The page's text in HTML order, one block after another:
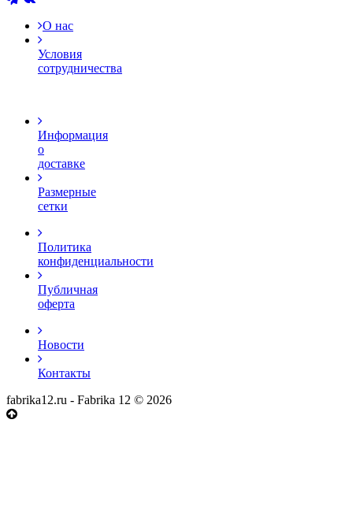
О нас
Условия
сотрудничества
Информация
о
доставке
Размерные
сетки
Политика
конфиденциальности
Публичная
оферта
Новости
Контакты
fabrika12.ru - Fabrika 12 © 2026